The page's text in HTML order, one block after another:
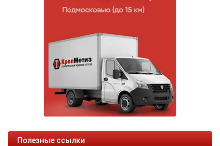
Полезные ссылки